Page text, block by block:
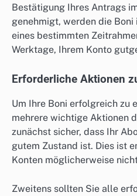
Bestätigung Ihres Antrags
genehmigt, werden die
eines bestimmten
Werktage, Ihrem Konto
Erforderliche Aktionen
Um Ihre Boni erfolgreich zu
mehrere wichtige Aktionen
zunächst sicher, dass Ihr
gutem Zustand ist. Dies ist
Konten möglicherweise
Zweitens sollten Sie alle